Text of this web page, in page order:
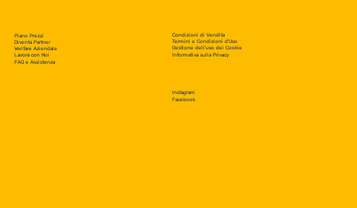
Piano Prezzi
Welfare Aziendale
Diventa Partner
Lavora con Noi
FAQ e Assistenza
Condizioni di Vendita
Termini e Condizioni d'Uso
Gestione dell'uso dei Cookie
Informativa sulla Privacy
Instagram
Facebook